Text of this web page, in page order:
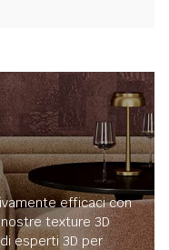
efficaci con
texture 3D
esperti 3D per